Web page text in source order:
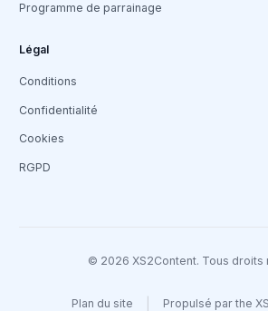
Programme de parrainage
Légal
Conditions
Confidentialité
Cookies
RGPD
© 2026 XS2Content. Tous droits
Plan du site Propulsé par the